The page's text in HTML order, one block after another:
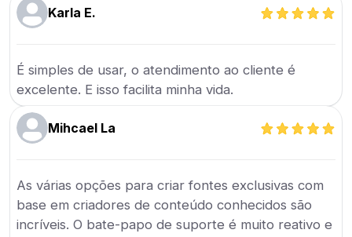
Karla E.
É simples de usar, o atendimento ao cliente é
excelente. E isso facilita minha vida.
Mihcael La
As várias opções para criar fontes exclusivas com
base em criadores de conteúdo conhecidos são
incríveis. O bate-papo de suporte é muito reativo e